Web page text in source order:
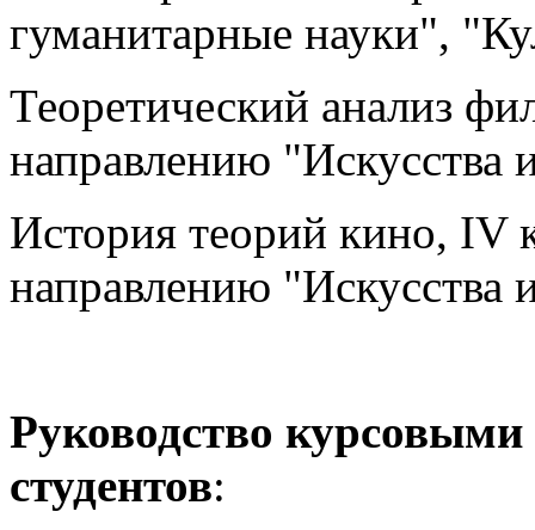
гуманитарные науки",
Теоретический анализ
направлению "Искусства
История теорий кино, IV
направлению "Искусства
Руководство
студентов: